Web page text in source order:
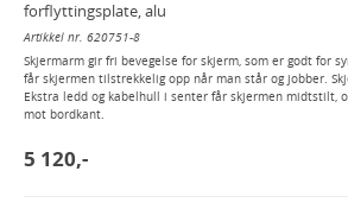
forflyttingsplate, alu
Artikkel nr. 620751-8
Skjermarm gir fri bevegelse for skjerm, som er godt for
får skjermen tilstrekkelig opp når man står og jobber.
Ekstra ledd og kabelhull i senter får skjermen midtstilt,
mot bordkant.
5 120,-